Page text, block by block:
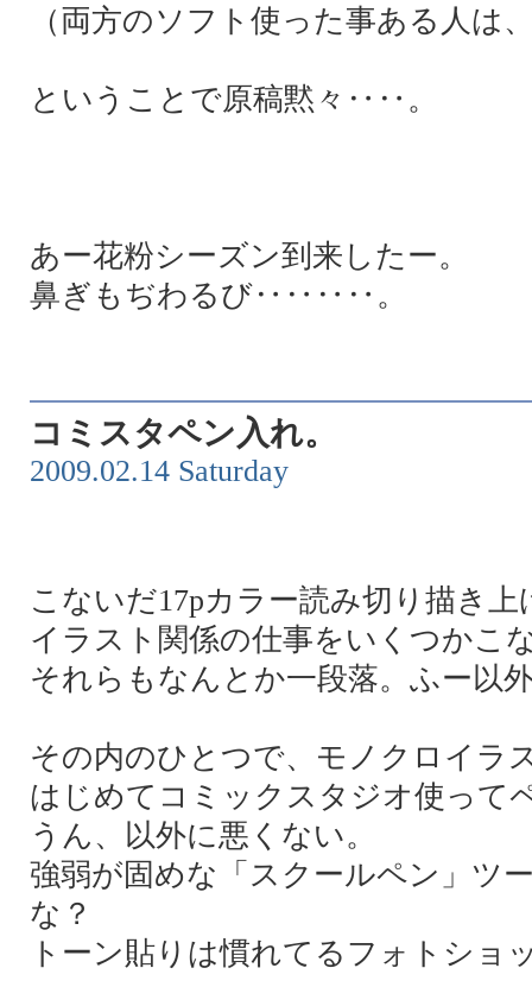
（両方のソフト使った事ある人は
ということで原稿黙々‥‥。
あー花粉シーズン到来したー。
鼻ぎもぢわるび‥‥‥‥。
コミスタペン入れ。
2009.02.14 Saturday
こないだ17pカラー読み切り描き上
イラスト関係の仕事をいくつかこ
それらもなんとか一段落。ふー
その内のひとつで、モノクロイラ
はじめてコミックスタジオ使って
うん、以外に悪くない。
強弱が固めな「スクールペン」ツ
な？
トーン貼りは慣れてるフォトショ